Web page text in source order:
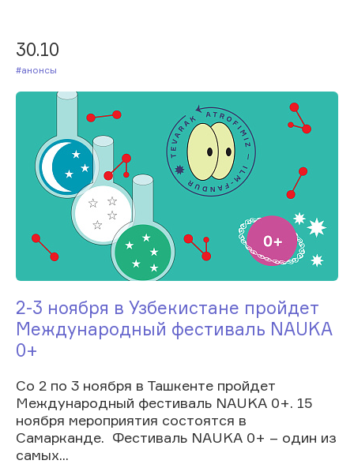
30.10
#Анонсы
2-3 ноября в Узбекистане пройдет
Международный фестиваль NAUKA
0+
Со 2 по 3 ноября в Ташкенте пройдет
Международный фестиваль NAUKA 0+. 15
ноября мероприятия состоятся в
Самарканде. Фестиваль NAUKA 0+ – один из
самых...